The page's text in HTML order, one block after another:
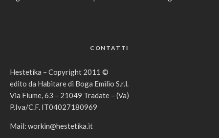
CONTATTI
Hestetika – Copyright 2011 ©
edito da Habitare di Boga Emilio S.r.l.
Via Fiume, 63 – 21049 Tradate – (Va)
P.Iva/C.F. IT04027180969
Mail: workin@hestetika.it